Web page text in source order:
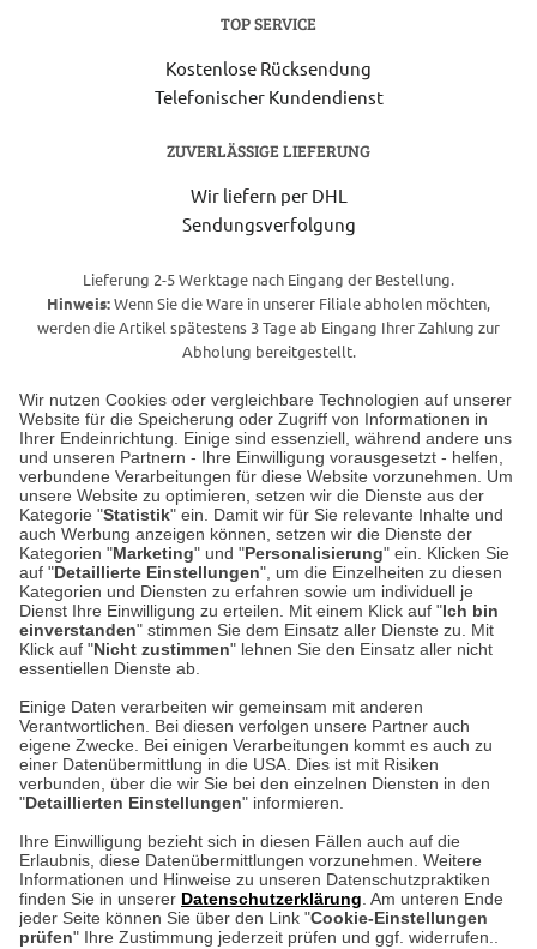
Wir nutzen Cookies oder vergleichbare Technologien auf unserer
Website für die Speicherung oder Zugriff von Informationen in
Ihrer Endeinrichtung. Einige sind essenziell, während andere uns
und unseren Partnern - Ihre Einwilligung vorausgesetzt - helfen,
verbundene Verarbeitungen für diese Website vorzunehmen. Um
unsere Website zu optimieren, setzen wir die Dienste aus der
Kategorie "Statistik" ein. Damit wir für Sie relevante Inhalte und
auch Werbung anzeigen können, setzen wir die Dienste der
Kategorien "Marketing" und "Personalisierung" ein. Klicken Sie
auf "Detaillierte Einstellungen", um die Einzelheiten zu diesen
Kategorien und Diensten zu erfahren sowie um individuell je
Dienst Ihre Einwilligung zu erteilen. Mit einem Klick auf "Ich bin
einverstanden" stimmen Sie dem Einsatz aller Dienste zu. Mit
Klick auf "Nicht zustimmen" lehnen Sie den Einsatz aller nicht
essentiellen Dienste ab.
Einige Daten verarbeiten wir gemeinsam mit anderen
Verantwortlichen. Bei diesen verfolgen unsere Partner auch
eigene Zwecke. Bei einigen Verarbeitungen kommt es auch zu
einer Datenübermittlung in die USA. Dies ist mit Risiken
verbunden, über die wir Sie bei den einzelnen Diensten in den
"Detaillierten Einstellungen" informieren.
Ihre Einwilligung bezieht sich in diesen Fällen auch auf die
Erlaubnis, diese Datenübermittlungen vorzunehmen. Weitere
Informationen und Hinweise zu unseren Datenschutzpraktiken
finden Sie in unserer Datenschutzerklärung . Am unteren Ende
jeder Seite können Sie über den Link "Cookie-Einstellungen
prüfen" Ihre Zustimmung jederzeit prüfen und ggf. widerrufen..
TOP SERVICE
Kostenlose Rücksendung
Telefonischer Kundendienst
ZUVERLÄSSIGE LIEFERUNG
Wir liefern per DHL
Sendungsverfolgung
Lieferung 2-5 Werktage nach Eingang der Bestellung.
Hinweis:Wenn Sie die Ware in unserer Filiale abholen möchten,
werden die Artikel spätestens 3 Tage ab Eingang Ihrer Zahlung zur
Abholung bereitgestellt.
Unser Geschäft in Meckenheim
Auf dem Steinbüchel 6
53340 Meckenheim
Montag bis Samstag 9:00 Uhr bis 18:00 Uhr
weitere Information
Hier finden Sie uns im Netz
Kontakt
Umwelt und Entsorgung
Zur Echtheit von Bewertungen
Hinweisgeber-Schutzgesetz
Barrierefreiheit unserer Website
Cookie-Einstellungen in Ihrem Browser
ACHTUNG!
Ihr Browser speichert aktuell keine Cookies!
Leider können Sie in diesem Fall unseren Online-Shop